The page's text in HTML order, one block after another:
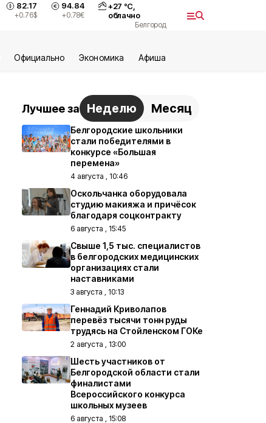
82.17
+0.76$
94.84
+0.78€
+27 °С,
облачно
Белгород
Официально Экономика Aфиша
Лучшее за Неделю Месяц
Белгородские школьники
стали победителями в
конкурсе «Большая
перемена»
4 августа , 10:46
Оскольчанка оборудовала
студию макияжа и причёсок
благодаря соцконтракту
6 августа , 15:45
Свыше 1,5 тыс. специалистов
в белгородских медицинских
организациях стали
наставниками
3 августа , 10:13
Геннадий Криволапов
перевёз тысячи тонн руды
трудясь на Стойленском ГОКе
2 августа , 13:00
Шесть участников от
Белгородской области стали
финалистами
Всероссийского конкурса
школьных музеев
6 августа , 15:08